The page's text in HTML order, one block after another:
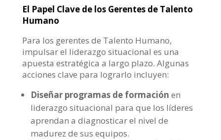
El Papel Clave de los Gerentes de Talento
Humano
Para los gerentes de Talento Humano,
impulsar el liderazgo situacional es una
apuesta estratégica a largo plazo. Algunas
acciones clave para lograrlo incluyen:
Diseñar programas de formación en
liderazgo situacional para que los líderes
aprendan a diagnosticar el nivel de
madurez de sus equipos.